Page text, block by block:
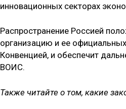
инновационных секторах
Распространение Россией
организацию и ее
Конвенцией, и обеспечит
ВОИС.
Также читайте о том, какие